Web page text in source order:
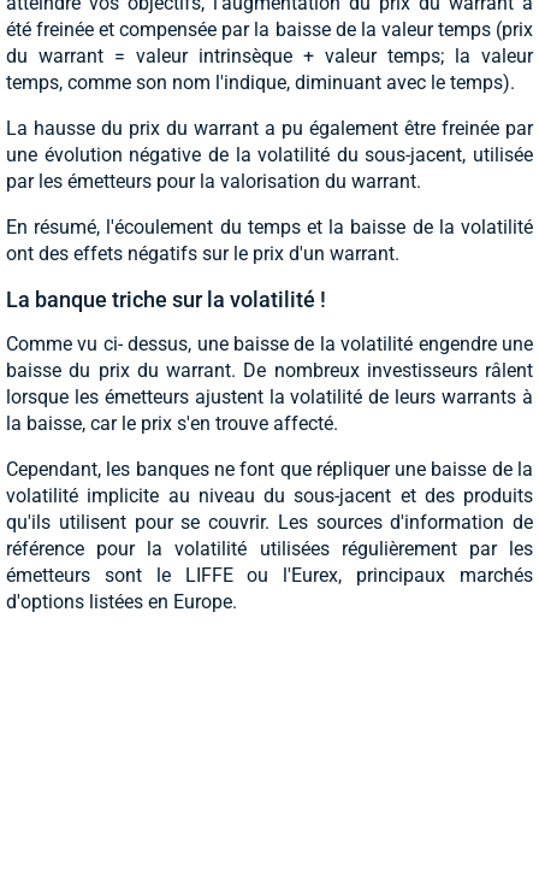
été freinée et compensée par la baisse de la valeur temps (prix
du warrant = valeur intrinsèque + valeur temps; la valeur
temps, comme son nom l'indique, diminuant avec le temps).
La hausse du prix du warrant a pu également être freinée par
une évolution négative de la volatilité du sous-jacent, utilisée
par les émetteurs pour la valorisation du warrant.
En résumé, l'écoulement du temps et la baisse de la volatilité
ont des effets négatifs sur le prix d'un warrant.
La banque triche sur la volatilité !
Comme vu ci- dessus, une baisse de la volatilité engendre une
baisse du prix du warrant. De nombreux investisseurs râlent
lorsque les émetteurs ajustent la volatilité de leurs warrants à
la baisse, car le prix s'en trouve affecté.
Cependant, les banques ne font que répliquer une baisse de la
volatilité implicite au niveau du sous-jacent et des produits
qu'ils utilisent pour se couvrir. Les sources d'information de
référence pour la volatilité utilisées régulièrement par les
émetteurs sont le LIFFE ou l'Eurex, principaux marchés
d'options listées en Europe.